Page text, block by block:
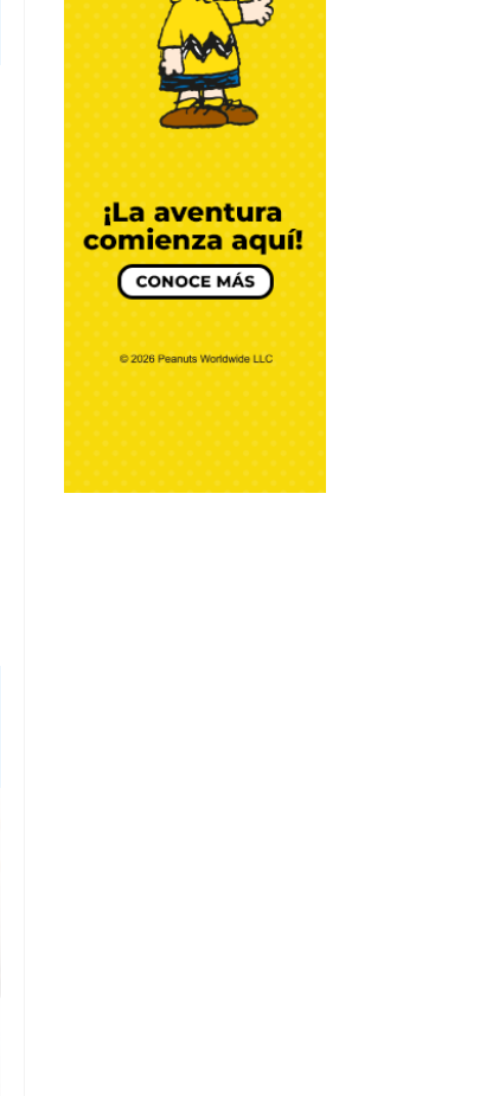
AGUACATE
Por Chef Daniel Zárate
DIY y Algo más
BATIDO DE YOGUR
GRIEGO
Por Chef Daniel Zárate
DIY y Algo más